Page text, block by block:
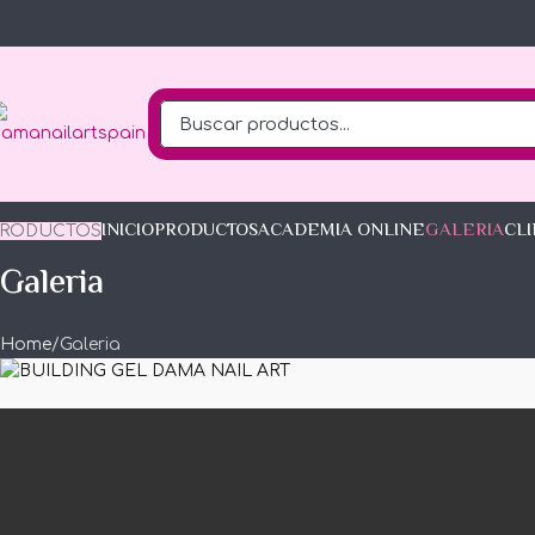
INICIOPRODUCTOSACADEMIA ONLINEGALERIA
Galeria
Home Galeria